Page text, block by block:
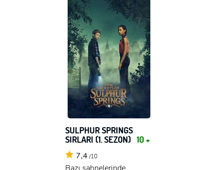
SULPHUR SPRINGS
SIRLARI (1. SEZON) 10 +
7,4 /10